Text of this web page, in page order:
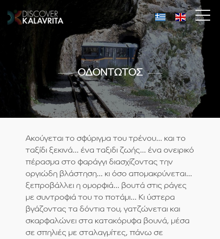
ΟΔΟΝΤΩΤΟΣ
Ακούγεται το σφύριγμα του τρένου... και το
ταξίδι ξεκινά... ένα ταξιδι ζωής... ένα ονειρικό
πέρασμα στο φαράγγι διασχίζοντας την
οργιώδη βλάστηση... κι όσο απομακρύνεται...
ξεπροβάλλει η ομορφιά... βουτά στις ράγες
με συντροφιά του το ποτάμι... Κι ύστερα
βγάζοντας τα δόντια του, γατζώνεται και
σκαρφαλώνει στα κατακόρυφα βουνά, μέσα
σε σπηλιές με σταλαγμίτες, πάνω σε